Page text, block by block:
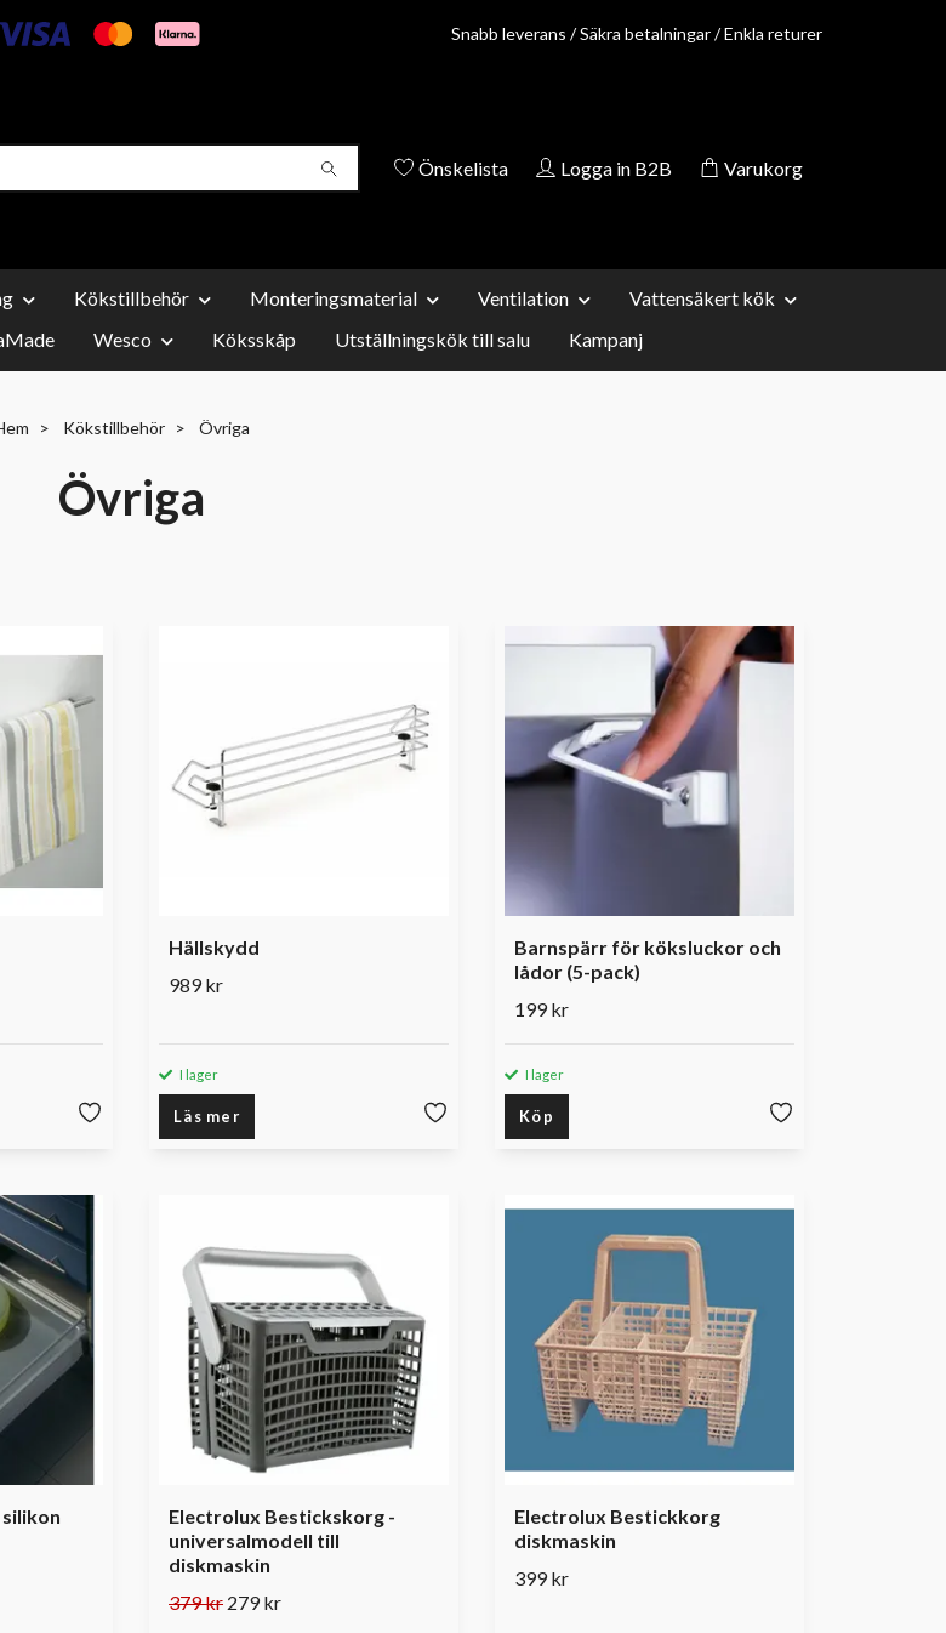
Snabb leverans / Säkra betalningar / Enkla returer
Önskelista Logga in B2B Varukorg
Kökstillbehör Monteringsmaterial Ventilation
Vattensäkert kök
Wesco Köksskåp Utställningskök till salu Kampanj
Kökstillbehör Övriga
Övriga
Hällskydd
989 kr
I lager
Läs mer
Barnspärr för köksluckor och
lådor (5-pack)
199 kr
I lager
Köp
Electrolux Bestickskorg -
universalmodell till
diskmaskin
379 kr 279 kr
Electrolux Bestickkorg
diskmaskin
399 kr